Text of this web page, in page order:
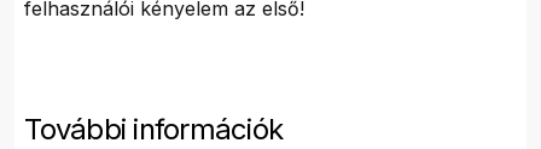
felhasználói kényelem az első!
További információk